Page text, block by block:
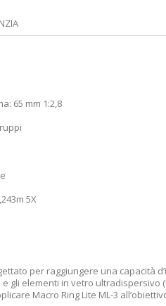
65 mm 1:2,8
5X
per raggiungere una capacità
gli elementi in vetro
Macro Ring Lite ML-3